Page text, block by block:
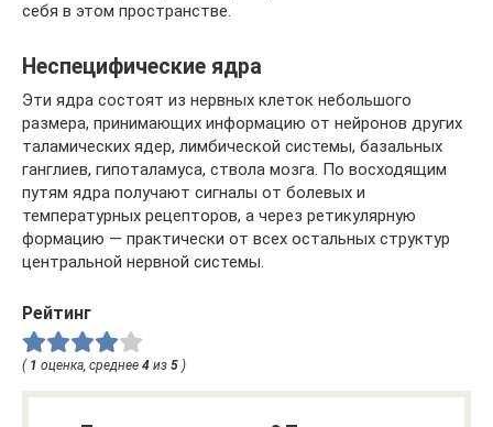
себя в этом пространстве.
Неспецифические ядра
Эти ядра состоят из нервных клеток небольшого
размера, принимающих информацию от нейронов других
таламических ядер, лимбической системы, базальных
ганглиев, гипоталамуса, ствола мозга. По восходящим
путям ядра получают сигналы от болевых и
температурных рецепторов, а через ретикулярную
формацию — практически от всех остальных структур
центральной нервной системы.
Рейтинг
( 1 оценка, среднее 4 из 5 )